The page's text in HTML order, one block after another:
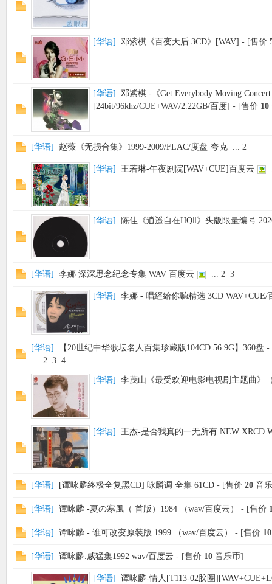
[华语] 邓紫棋《百变天后 3CD》[WAV] - [售价
[华语]
邓紫棋 -《Get Everybody Moving Concert
[24bit/96khz/CUE+WAV/2.22GB/百度] - [售价 10
[华语] 赵薇《无损合集》1999-2009/FLAC/度盘·夸克 ... 2
[华语] 王若琳-午夜剧院[WAV+CUE]百度云
[华语] 陈佳《逍遥自在HQⅡ》头版限量编号
[华语] 李娜 深深思念纪念专集 WAV 百度云 ... 2 3
[华语] 李娜 - 唱經給你聽精选 3CD WAV+CUE/
[华语] 【20世纪中华歌坛名人百集珍藏版104CD 56.9G】360盘 -
... 2 3 4
[华语] 李茂山《最受欢迎电影电视剧主题曲》
[华语] 王杰-是否我真的一无所有 NEW XRCD
[华语] [谭咏麟终极全复黑CD] 咏麟调 全集 61CD - [售价 20 音
[华语] 谭咏麟 -夏の寒風（ 首版）1984 （wav/百度云） - [售价
[华语] 谭咏麟 - 谁可改变原装版 1999 （wav/百度云） - [售价 10
[华语] 谭咏麟.威猛集1992 wav/百度云 - [售价 10 音乐币]
[华语] 谭咏麟-情人[T113-02胶圈